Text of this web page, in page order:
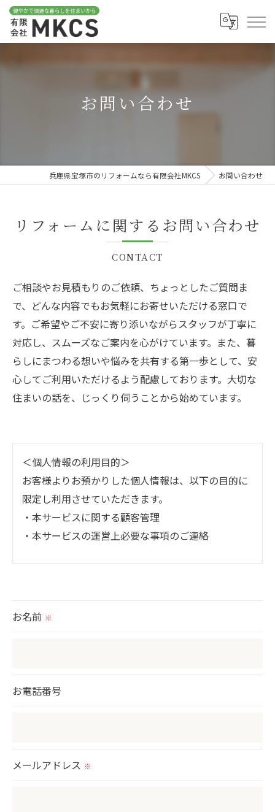
お問い合わせ
兵庫県宝塚市のリフォームなら有限会社MKCS お問い合わせ
リフォームに関するお問い合わせ
CONTACT
ご相談やお見積もりのご依頼、ちょっとしたご質問ま
で、どんな内容でもお気軽にお寄せいただける窓口で
す。ご希望やご不安に寄り添いながらスタッフが丁寧に
対応し、スムーズなご案内を心がけています。また、暮
らしにまつわる想いや悩みを共有する第一歩として、安
心してご利用いただけるよう配慮しております。大切な
住まいの話を、じっくり伺うことから始めています。
＜個人情報の利用目的＞
お客様よりお預かりした個人情報は、以下の目的に
限定し利用させていただきます。
・本サービスに関する顧客管理
・本サービスの運営上必要な事項のご連絡
られた場合を除き、
当社では、利用目的の達成に必要な範囲において、
お名前 ※
お電話番号
メールアドレス ※